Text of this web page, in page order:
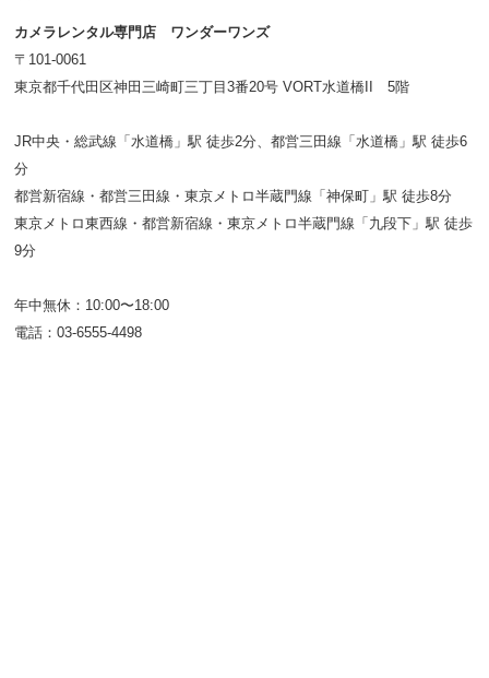
カメラレンタル専門店 ワンダーワンズ
〒101-0061
東京都千代田区神田三崎町三丁目3番20号 VORT水道橋II 5階
JR中央・総武線「水道橋」駅 徒歩2分、都営三田線「水道橋」駅 徒歩6
分
都営新宿線・都営三田線・東京メトロ半蔵門線「神保町」駅 徒歩8分
東京メトロ東西線・都営新宿線・東京メトロ半蔵門線「九段下」駅 徒歩
9分
年中無休：10:00〜18:00
電話：03-6555-4498